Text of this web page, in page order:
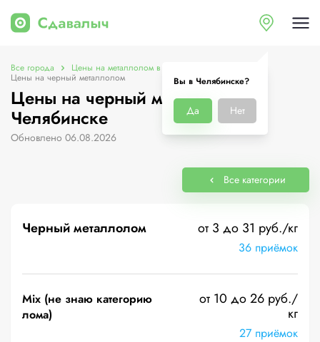
Вы в Челябинске?
Да Нет
Все города Цены на металлолом в Челябинске
Цены на черный металлолом
Цены на черный металлолом в
Челябинске
Обновлено 06.08.2026
Все категории
Черный металлолом от 3 до 31 руб./кг
36 приёмок
Mix (не знаю категорию
лома)
от 10 до 26 руб./
кг
27 приёмок